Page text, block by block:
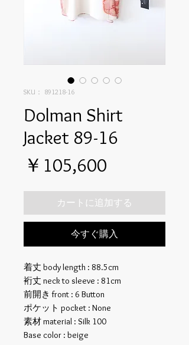
SKU： 891218-16
Dolman Shirt
Jacket 89-16
￥105,600
格
カートに追加する
今すぐ購入
着丈 body length : 88.5cm
裄丈 neck to sleeve : 81cm
前開き front : 6 Button
ポケット pocket : None
素材 material : Silk 100
Base color : beige